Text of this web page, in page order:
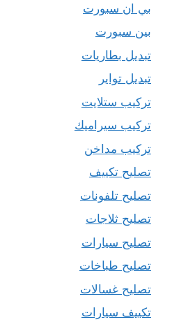
بي ان سبورت
بين سبورت
تبديل بطاريات
تبديل تواير
تركيب ستلايت
تركيب سيراميك
تركيب مداخن
تصليح تكييف
تصليح تلفونات
تصليح ثلاجات
تصليح سيارات
تصليح طباخات
تصليح غسالات
تكييف سيارات